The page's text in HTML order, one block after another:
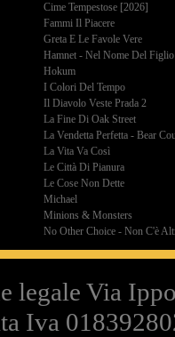
Cime Tempestose [2026]
Fammi Il Piacere
Greta E Le Favole Vere
Hamnet - Nel Nome Del Figlio
Hokum
I Colori Del Tempo
Il Diavolo Veste Prada 2
La Fine Di Oak Street
La Vendetta Perfetta - Bear
La Vita Va Così
Le Città Di Pianura
Le Cose Non Dette
Michael
Minions & Monsters
No Other Choice - Non C'è
legale Via
Iva